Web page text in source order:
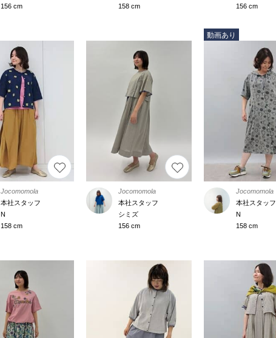
156 cm
158 cm
156 cm
Jocomomola
本社スタッフ
N
158 cm
Jocomomola
本社スタッフ
シミズ
156 cm
動画あり
Jocomomola
本社スタッフ
N
158 cm